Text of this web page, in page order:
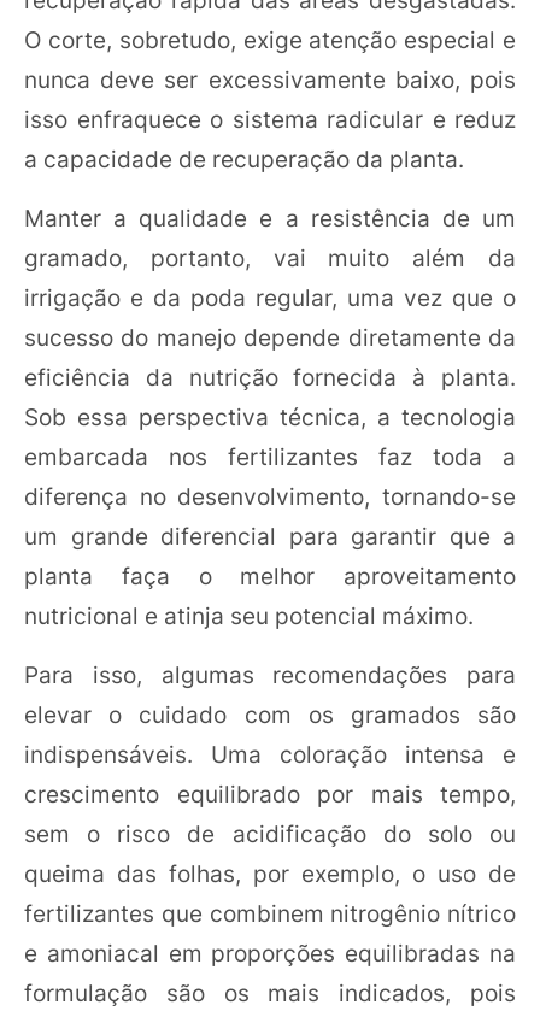
O corte, sobretudo, exige atenção especial e
nunca deve ser excessivamente baixo, pois
isso enfraquece o sistema radicular e reduz
a capacidade de recuperação da planta.
Manter a qualidade e a resistência de um
gramado, portanto, vai muito além da
irrigação e da poda regular, uma vez que o
sucesso do manejo depende diretamente da
eficiência da nutrição fornecida à planta.
Sob essa perspectiva técnica, a tecnologia
embarcada nos fertilizantes faz toda a
diferença no desenvolvimento, tornando-se
um grande diferencial para garantir que a
planta faça o melhor aproveitamento
nutricional e atinja seu potencial máximo.
Para isso, algumas recomendações para
elevar o cuidado com os gramados são
indispensáveis. Uma coloração intensa e
crescimento equilibrado por mais tempo,
sem o risco de acidificação do solo ou
queima das folhas, por exemplo, o uso de
fertilizantes que combinem nitrogênio nítrico
e amoniacal em proporções equilibradas na
formulação são os mais indicados, pois